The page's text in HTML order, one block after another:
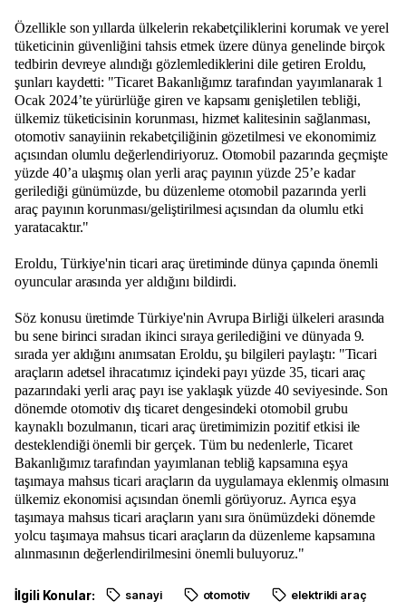
Özellikle son yıllarda ülkelerin rekabetçiliklerini korumak ve yerel
tüketicinin güvenliğini tahsis etmek üzere dünya genelinde birçok
tedbirin devreye alındığı gözlemlediklerini dile getiren Eroldu,
şunları kaydetti: "Ticaret Bakanlığımız tarafından yayımlanarak 1
Ocak 2024’te yürürlüğe giren ve kapsamı genişletilen tebliği,
ülkemiz tüketicisinin korunması, hizmet kalitesinin sağlanması,
otomotiv sanayiinin rekabetçiliğinin gözetilmesi ve ekonomimiz
açısından olumlu değerlendiriyoruz. Otomobil pazarında geçmişte
yüzde 40’a ulaşmış olan yerli araç payının yüzde 25’e kadar
gerilediği günümüzde, bu düzenleme otomobil pazarında yerli
araç payının korunması/geliştirilmesi açısından da olumlu etki
yaratacaktır."
Eroldu, Türkiye'nin ticari araç üretiminde dünya çapında önemli
oyuncular arasında yer aldığını bildirdi.
Söz konusu üretimde Türkiye'nin Avrupa Birliği ülkeleri arasında
bu sene birinci sıradan ikinci sıraya gerilediğini ve dünyada 9.
sırada yer aldığını anımsatan Eroldu, şu bilgileri paylaştı: "Ticari
araçların adetsel ihracatımız içindeki payı yüzde 35, ticari araç
pazarındaki yerli araç payı ise yaklaşık yüzde 40 seviyesinde. Son
dönemde otomotiv dış ticaret dengesindeki otomobil grubu
kaynaklı bozulmanın, ticari araç üretimimizin pozitif etkisi ile
desteklendiği önemli bir gerçek. Tüm bu nedenlerle, Ticaret
Bakanlığımız tarafından yayımlanan tebliğ kapsamına eşya
taşımaya mahsus ticari araçların da uygulamaya eklenmiş olmasını
ülkemiz ekonomisi açısından önemli görüyoruz. Ayrıca eşya
taşımaya mahsus ticari araçların yanı sıra önümüzdeki dönemde
yolcu taşımaya mahsus ticari araçların da düzenleme kapsamına
alınmasının değerlendirilmesini önemli buluyoruz."
İlgili Konular: sanayi otomotiv elektrikli araç